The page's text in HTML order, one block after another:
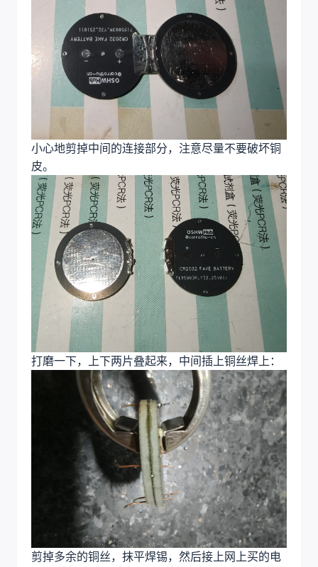
小心地剪掉中间的连接部分，注意尽量不要破坏铜
皮。
打磨一下，上下两片叠起来，中间插上铜丝焊上：
剪掉多余的铜丝，抹平焊锡，然后接上网上买的电